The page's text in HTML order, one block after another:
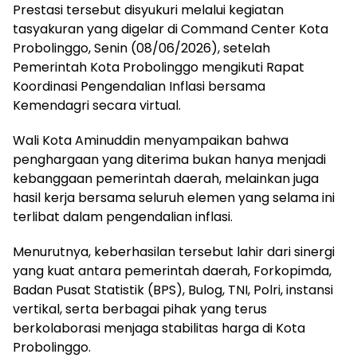
Prestasi tersebut disyukuri melalui kegiatan
tasyakuran yang digelar di Command Center Kota
Probolinggo, Senin (08/06/2026), setelah
Pemerintah Kota Probolinggo mengikuti Rapat
Koordinasi Pengendalian Inflasi bersama
Kemendagri secara virtual.
Wali Kota Aminuddin menyampaikan bahwa
penghargaan yang diterima bukan hanya menjadi
kebanggaan pemerintah daerah, melainkan juga
hasil kerja bersama seluruh elemen yang selama ini
terlibat dalam pengendalian inflasi.
Menurutnya, keberhasilan tersebut lahir dari sinergi
yang kuat antara pemerintah daerah, Forkopimda,
Badan Pusat Statistik (BPS), Bulog, TNI, Polri, instansi
vertikal, serta berbagai pihak yang terus
berkolaborasi menjaga stabilitas harga di Kota
Probolinggo.